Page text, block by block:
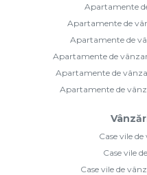
Apartamente
Apartamente de
Apartamente de
Apartamente de
Apartamente de
Apartamente de
Case vile
Case vile
Case vile de